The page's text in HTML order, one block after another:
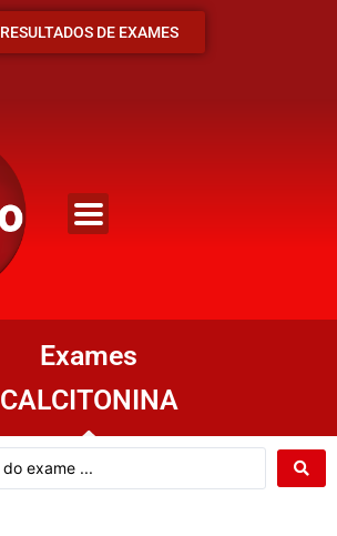
RESULTADOS DE EXAMES
Exames
CALCITONINA